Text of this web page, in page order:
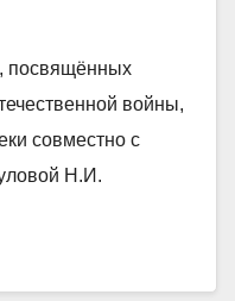
посвящённых
войны,
совместно с
Н.И.